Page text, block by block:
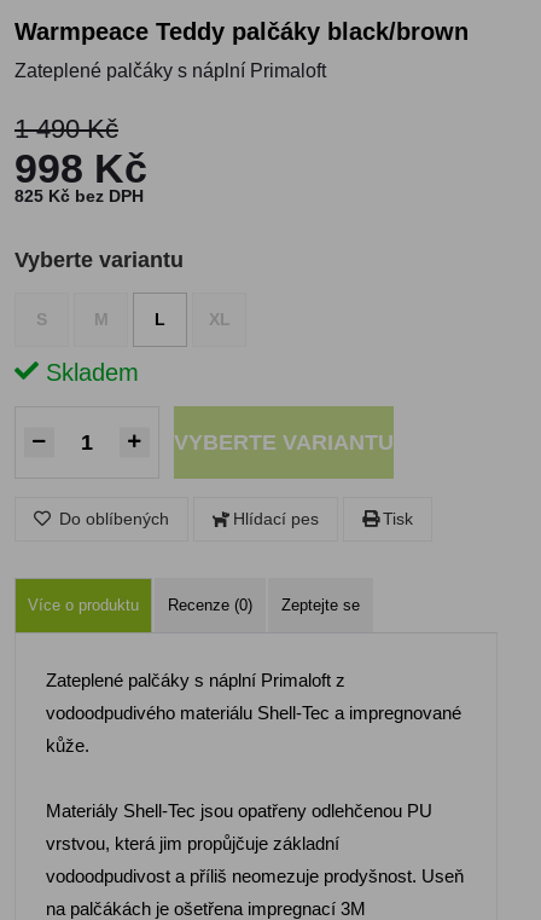
Warmpeace Teddy palčáky black/brown
Zateplené palčáky s náplní Primaloft
1 490 Kč
998 Kč
825 Kč bez DPH
Vyberte variantu
S M L XL
Skladem
VYBERTE VARIANTU
Do oblíbených Hlídací pes Tisk
Více o produktu Recenze (0) Zeptejte se
Zateplené palčáky s náplní Primaloft z
vodoodpudivého materiálu Shell-Tec a impregnované
kůže.
Materiály Shell-Tec jsou opatřeny odlehčenou PU
vrstvou, která jim propůjčuje základní
vodoodpudivost a příliš neomezuje prodyšnost. Useň
na palčákách je ošetřena impregnací 3M